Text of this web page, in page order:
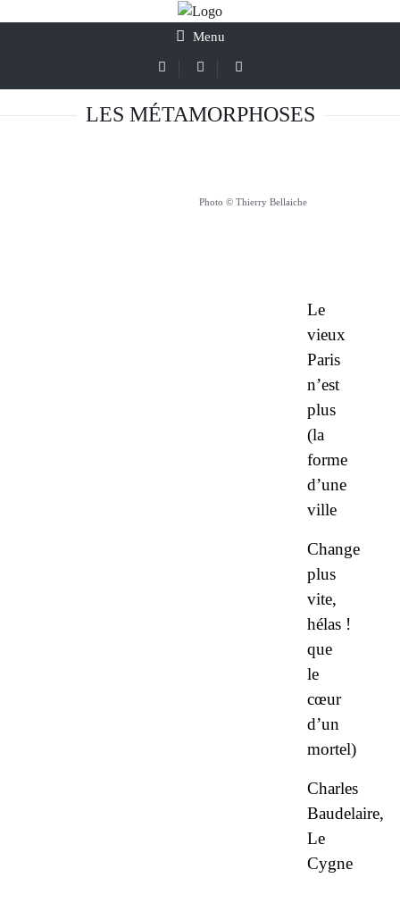
Menu
LES MÉTAMORPHOSES
Photo © Thierry Bellaiche
Le
vieux
Paris
n’est
plus
(la
forme
d’une
ville
Change
plus
vite,
hélas !
que
le
cœur
d’un
mortel)
Charles
Baudelaire,
Le
Cygne